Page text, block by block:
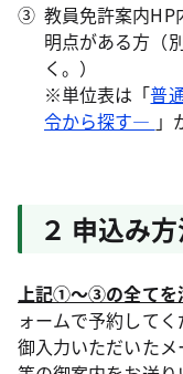
教員免許案内HP
明点がある方（
く。）
※単位表は「普
令から探す― 」
２ 申込み
上記①～③の全てを
ォームで予約してく
御入力いただいた